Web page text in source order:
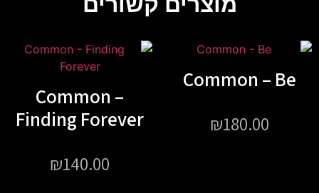
Common – Be
₪180.00
Common –
Finding Forever
₪140.00